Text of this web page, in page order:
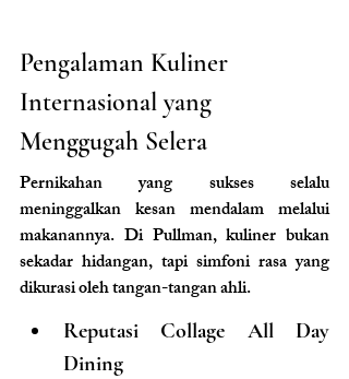
Pengalaman Kuliner
Internasional yang
Menggugah Selera
Pernikahan yang sukses selalu
meninggalkan kesan mendalam melalui
makanannya. Di Pullman, kuliner bukan
sekadar hidangan, tapi simfoni rasa yang
dikurasi oleh tangan-tangan ahli.
Reputasi Collage All Day
Dining